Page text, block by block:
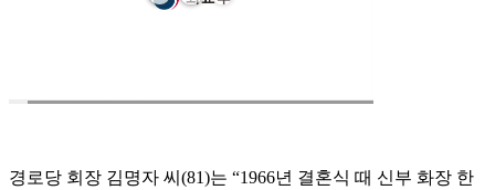
경로당 회장 김명자 씨(81)는 “1966년 결혼식 때 신부 화장 한